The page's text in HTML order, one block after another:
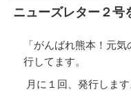
ニューズレター２号
「がんばれ熊本！元
行してます。
月に１回、発行しま